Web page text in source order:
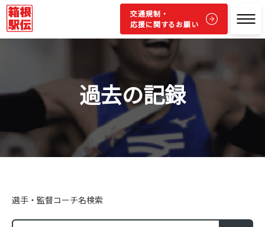
交通規制・
応援に関するお願い
過去の記録
選手・監督コーチ名検索